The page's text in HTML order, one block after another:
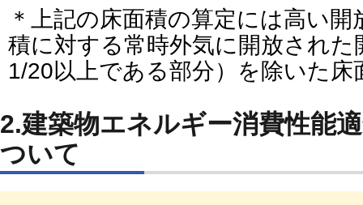
＊上記の床面積の算定には高い
積に対する常時外気に開放され
1/20以上である部分）を除いた
2.建築物エネルギー消費性能
ついて